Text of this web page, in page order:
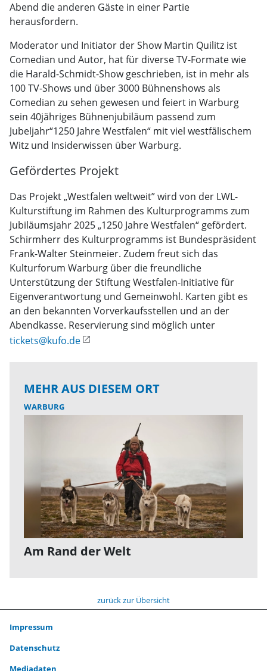
Abend die anderen Gäste in einer Partie
herausfordern.
Moderator und Initiator der Show Martin Quilitz ist
Comedian und Autor, hat für diverse TV-Formate wie
die Harald-Schmidt-Show geschrieben, ist in mehr als
100 TV-Shows und über 3000 Bühnenshows als
Comedian zu sehen gewesen und feiert in Warburg
sein 40jähriges Bühnenjubiläum passend zum
Jubeljahr“1250 Jahre Westfalen“ mit viel westfälischem
Witz und Insiderwissen über Warburg.
Gefördertes Projekt
Das Projekt „Westfalen weltweit” wird von der LWL-
Kulturstiftung im Rahmen des Kulturprogramms zum
Jubiläumsjahr 2025 „1250 Jahre Westfalen“ gefördert.
Schirmherr des Kulturprogramms ist Bundespräsident
Frank-Walter Steinmeier. Zudem freut sich das
Kulturforum Warburg über die freundliche
Unterstützung der Stiftung Westfalen-Initiative für
Eigenverantwortung und Gemeinwohl. Karten gibt es
an den bekannten Vorverkaufsstellen und an der
Abendkasse. Reservierung sind möglich unter
tickets@kufo.de
MEHR AUS DIESEM ORT
WARBURG
Am Rand der Welt
zurück zur Übersicht
Impressum
Datenschutz
Mediadaten